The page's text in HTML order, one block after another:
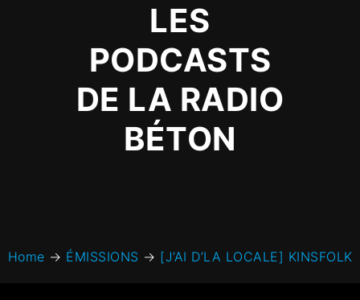
LES
PODCASTS
DE LA RADIO
BÉTON
Home → ÉMISSIONS → [J’AI D’LA LOCALE] KINSFOLK